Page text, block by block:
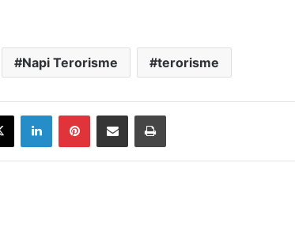
Napi Terorisme terorisme
X LinkedInPinterestShare via Email Print